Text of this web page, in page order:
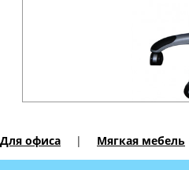
Для офиса | Мягкая мебель